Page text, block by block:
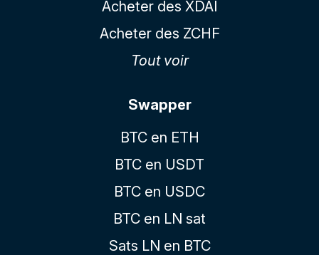
Acheter des XDAI
Acheter des ZCHF
Tout voir
Swapper
BTC en ETH
BTC en USDT
BTC en USDC
BTC en LN sat
Sats LN en BTC